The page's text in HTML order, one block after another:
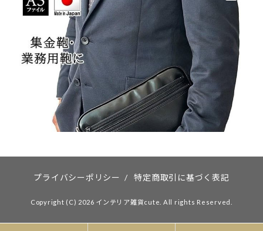
プライバシーポリシー / 特定商取引に基づく表記
Copyright (C) 2026 インテリア雑貨cute. All rights Reserved.